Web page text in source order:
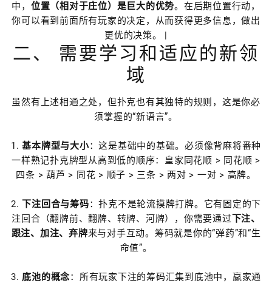
中， 位置（相对于庄位）是巨大的优势。在后期位置行动，
你可以看到前面所有玩家的决定，从而获得更多信息，做出
更优的决策。 |
二、 需要学习和适应的新领
域
虽然有上述相通之处，但扑克也有其独特的规则，这是你必
须掌握的“新语言”。
1.基本牌型与大小：这是基础中的基础。必须像背麻将番种
一样熟记扑克牌型从高到低的顺序：皇家同花顺 > 同花顺 >
四条 > 葫芦 > 同花 > 顺子 > 三条 > 两对 > 一对 > 高牌。
2.下注回合与筹码：扑克不是轮流摸牌打牌。它有固定的下
注回合（翻牌前、翻牌、转牌、河牌），你需要通过下注、
跟注、加注、弃牌来与对手互动。筹码就是你的“弹药”和“生
命值”。
3. 底池的概念：所有玩家下注的筹码汇集到底池中，赢家通